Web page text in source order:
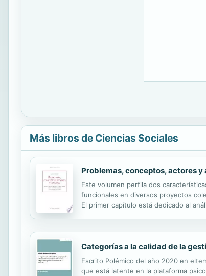
Más libros de Ciencias Sociales
Problemas, conceptos, actores y
Este volumen perfila dos
funcionales en diversos proyectos
El primer capítulo está dedicado al
Categorías a la calidad de la
Escrito Polémico del año 2020 en
que está latente en la plataforma